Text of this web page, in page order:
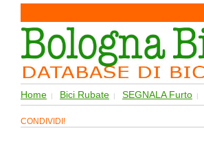
Home | Bici Rubate | SEGNALA Furto |
CONDIVIDI!